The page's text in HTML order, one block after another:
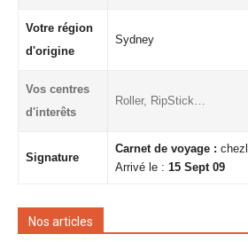
Votre région
d'origine
Sydney
Vos centres
d'interêts
Roller, RipStick…
Signature
Carnet de voyage :
Arrivé le : 15 Sept 09
Nos articles